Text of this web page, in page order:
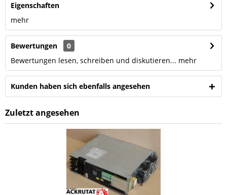
Eigenschaften
mehr
Bewertungen
0
Bewertungen lesen, schreiben und diskutieren... mehr
Kunden haben sich ebenfalls angesehen
Zuletzt angesehen